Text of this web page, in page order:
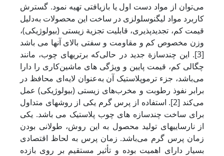
می‌توان از مواد دست اول یا بازیافتی تهیه نمود. گسترش
کاربرد مواد لیگنوسلولزی در ساخت این محصولات به‌دلیل
قیمت کم، تجدیدپذیری، قابلیت تجزیة زیستی (بیولوژیکی)،
وزن مخصوص کم و مقاومت و سفتی بالای آن­ها می باشد
[3]. این چندسازة جدید در حالی‌که برتری­های چوب، مانند
چگالی کم، قیمت پایین و ویژگی های ماشین‌کاری را دارا
می‌باشد، جزء ترموپلاستیک آن به‌عنوان لایه‌ای محافظ در
برابر نفوذ رطوبت و مخرب‌های زیستی (بیولوژیکی) عمل
می‌کند [2]. استفاده از پرس گرم یکی از روشهای متداول
برای ساخت چندسازه های چوب پلاستیک می باشد. یکی
از نارسایی­های تولید محصول به این روش، طولانی بودن
زمان پرس گرم می‌باشد. زمان پرس به لحاظ اقتصادی
بسیار دارای اهمیت بوده و تأثیر مستقیم بر روی بازده